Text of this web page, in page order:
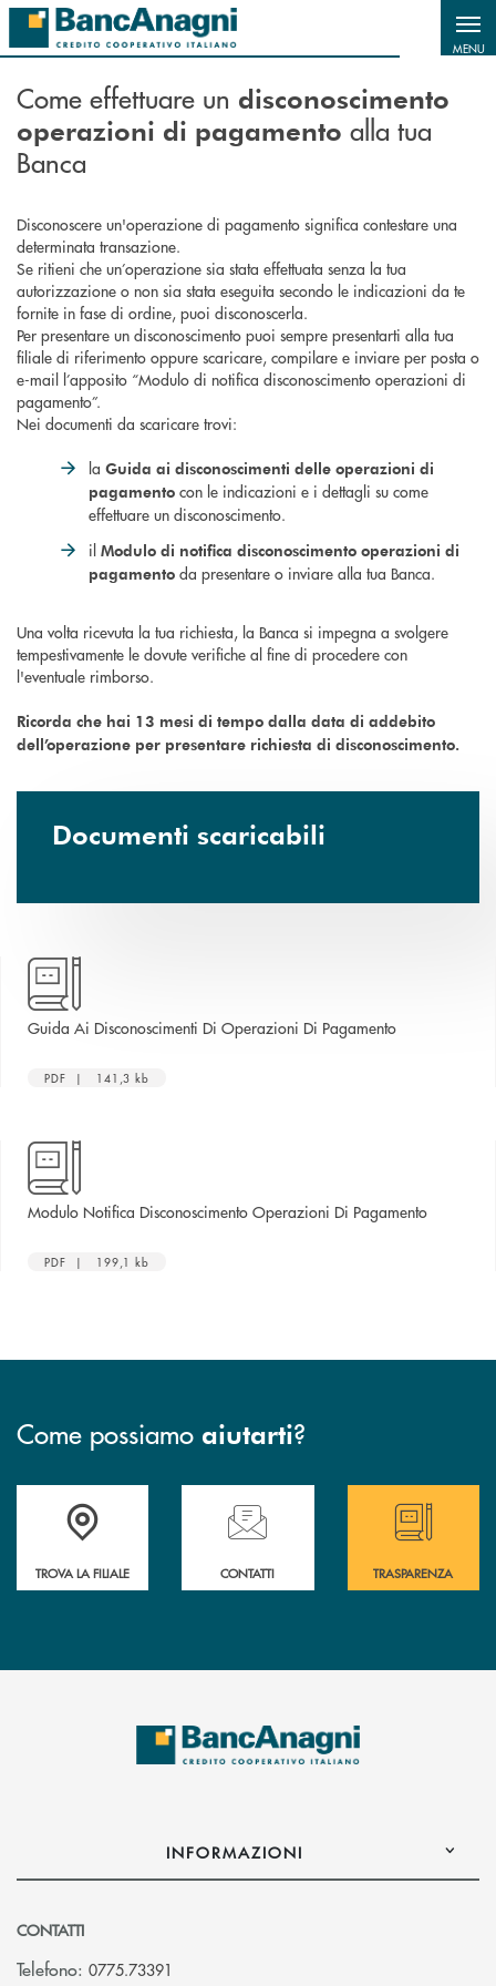
Salta al contenuto principale
MENU
Come effettuare un disconoscimento
operazioni di pagamento alla tua
Banca
Disconoscere un'operazione di pagamento significa contestare una
determinata transazione.
Se ritieni che un’operazione sia stata effettuata senza la tua
autorizzazione o non sia stata eseguita secondo le indicazioni da te
fornite in fase di ordine, puoi disconoscerla.
Per presentare un disconoscimento puoi sempre presentarti alla tua
filiale di riferimento oppure scaricare, compilare e inviare per posta o
e-mail l’apposito “Modulo di notifica disconoscimento operazioni di
pagamento”.
Nei documenti da scaricare trovi:
la Guida ai disconoscimenti delle operazioni di
pagamento con le indicazioni e i dettagli su come
effettuare un disconoscimento.
il Modulo di notifica disconoscimento operazioni di
pagamento da presentare o inviare alla tua Banca.
Una volta ricevuta la tua richiesta, la Banca si impegna a svolgere
tempestivamente le dovute verifiche al fine di procedere con
l'eventuale rimborso.
Ricorda che hai 13 mesi di tempo dalla data di addebito
dell’operazione per presentare richiesta di disconoscimento.
Documenti scaricabili
Guida Ai Disconoscimenti Di Operazioni Di Pagamentoapre una
PDF | 141,3 kb
Modulo Notifica Disconoscimento Operazioni Di Pagamentoapre una
PDF | 199,1 kb
Come possiamo aiutarti?
Accedi all' elenco completo delle filiali
TROVA LA FILIALE
Hai bisogno di assistenza immediata ?
CONTATTI
Hai bisogno di
TRASPARENZA
INFORMAZIONI
CONTATTI
Telefono: 0775.73391